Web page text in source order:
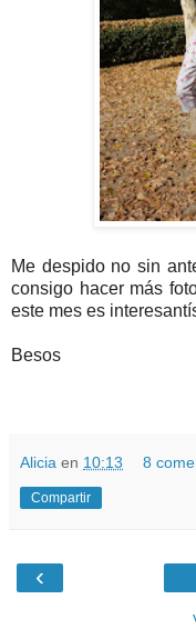
Me despido no sin
consigo hacer más
este mes es
Besos
Alicia en 10:13 8
Compartir
‹